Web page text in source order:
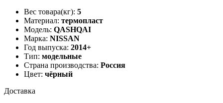
Вес товара(кг): 5
Материал: термопласт
Модель: QASHQAI
Марка: NISSAN
Год выпуска: 2014+
Тип: модельные
Страна производства: Россия
Цвет: чёрный
Доставка